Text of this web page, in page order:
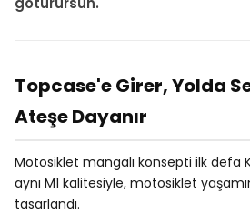
Topcase'e Girer, Yolda
Ateşe Dayanır
Motosiklet mangalı konsepti ilk defa
aynı M1 kalitesiyle, motosiklet
tasarlandı.